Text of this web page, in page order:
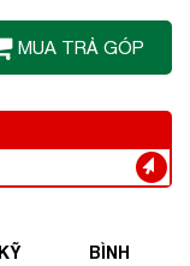
MUA TRẢ GÓP
KỸ
BÌNH